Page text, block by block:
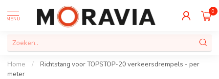
MENU
0
Home /
Richtstang voor TOPSTOP-20 verkeersdrempels - per
meter